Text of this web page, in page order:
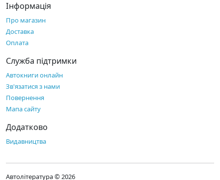
Інформація
Про магазин
Доставка
Оплата
Служба підтримки
Автокниги онлайн
Зв'язатися з нами
Повернення
Мапа сайту
Додатково
Видавництва
Автолітература © 2026